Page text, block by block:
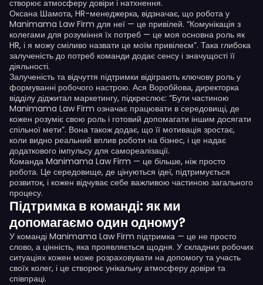
створює атмосферу довіри і натхнення.
Оксана Шамота, HR-менеджерка, відзначає, що робота у
Manimama Law Firm для неї — це привілей. “Комунікація з
колегами для розуміння їх потреб — це моя основна роль як
HR, і я можу сміливо назвати це моїм привілеєм”. Така глибока
залученість до потреб команди додає сенсу і значущості її
діяльності.
Залученість та відчуття підтримки відіграють ключову роль у
формуванні робочого настрою. Ася Воробйова, директорка
відділу діджитал маркетингу, підкреслює: “Бути частиною
Manimama Law Firm означає працювати в середовищі, де
кожен розуміє свою роль і готовий допомагати іншим досягати
спільної мети”. Вона також додає, що її мотивація зростає,
коли видно реальний вплив роботи на бізнес, і це надає
додаткового імпульсу для самореалізації.
Команда Manimama Law Firm — це більше, ніж просто
робота. Це середовище, де цінуються ідеї, підтримується
розвиток, і кожен відчуває себе важливою частиною загального
процесу.
Підтримка в команді: як ми
допомагаємо один одному?
У команді Manimama Law Firm підтримка — це не просто
слово, а цінність, яка проявляється щодня. У складних робочих
ситуаціях кожен може розраховувати на допомогу та участь
своїх колег, і це створює унікальну атмосферу довіри та
співпраці.